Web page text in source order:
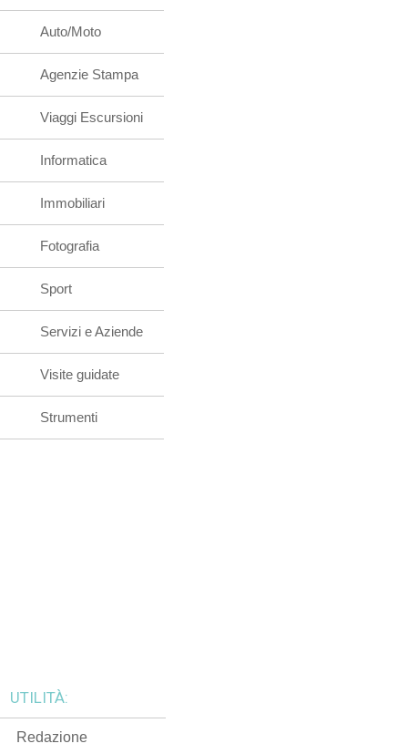
Auto/Moto
Agenzie Stampa
Viaggi Escursioni
Informatica
Immobiliari
Fotografia
Sport
Servizi e Aziende
Visite guidate
Strumenti
UTILITÀ:
Redazione